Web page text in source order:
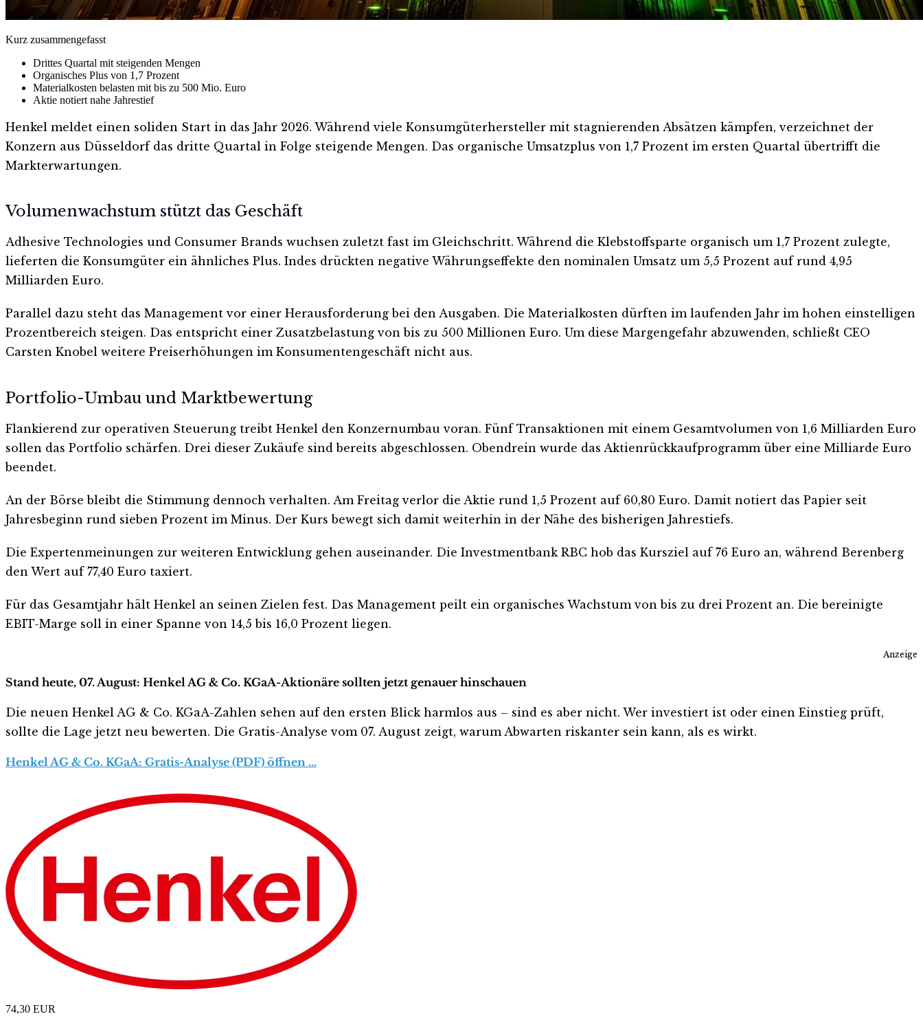
Kurz zusammengefasst
Drittes Quartal mit steigenden Mengen
Organisches Plus von 1,7 Prozent
Materialkosten belasten mit bis zu 500 Mio. Euro
Aktie notiert nahe Jahrestief
Henkel meldet einen soliden Start in das Jahr 2026. Während viele Konsumgüterhersteller mit stagnierenden Absätzen kämpfen, verzeichnet der
Konzern aus Düsseldorf das dritte Quartal in Folge steigende Mengen. Das organische Umsatzplus von 1,7 Prozent im ersten Quartal übertrifft die
Markterwartungen.
Volumenwachstum stützt das Geschäft
Adhesive Technologies und Consumer Brands wuchsen zuletzt fast im Gleichschritt. Während die Klebstoffsparte organisch um 1,7 Prozent zulegte,
lieferten die Konsumgüter ein ähnliches Plus. Indes drückten negative Währungseffekte den nominalen Umsatz um 5,5 Prozent auf rund 4,95
Milliarden Euro.
Parallel dazu steht das Management vor einer Herausforderung bei den Ausgaben. Die Materialkosten dürften im laufenden Jahr im hohen einstelligen
Prozentbereich steigen. Das entspricht einer Zusatzbelastung von bis zu 500 Millionen Euro. Um diese Margengefahr abzuwenden, schließt CEO
Carsten Knobel weitere Preiserhöhungen im Konsumentengeschäft nicht aus.
Portfolio-Umbau und Marktbewertung
Flankierend zur operativen Steuerung treibt Henkel den Konzernumbau voran. Fünf Transaktionen mit einem Gesamtvolumen von 1,6 Milliarden Euro
sollen das Portfolio schärfen. Drei dieser Zukäufe sind bereits abgeschlossen. Obendrein wurde das Aktienrückkaufprogramm über eine Milliarde Euro
beendet.
An der Börse bleibt die Stimmung dennoch verhalten. Am Freitag verlor die Aktie rund 1,5 Prozent auf 60,80 Euro. Damit notiert das Papier seit
Jahresbeginn rund sieben Prozent im Minus. Der Kurs bewegt sich damit weiterhin in der Nähe des bisherigen Jahrestiefs.
Die Expertenmeinungen zur weiteren Entwicklung gehen auseinander. Die Investmentbank RBC hob das Kursziel auf 76 Euro an, während Berenberg
den Wert auf 77,40 Euro taxiert.
Für das Gesamtjahr hält Henkel an seinen Zielen fest. Das Management peilt ein organisches Wachstum von bis zu drei Prozent an. Die bereinigte
EBIT-Marge soll in einer Spanne von 14,5 bis 16,0 Prozent liegen.
Anzeige
Stand heute, 07. August: Henkel AG & Co. KGaA-Aktionäre sollten jetzt genauer hinschauen
Die neuen Henkel AG & Co. KGaA-Zahlen sehen auf den ersten Blick harmlos aus – sind es aber nicht. Wer investiert ist oder einen Einstieg prüft,
sollte die Lage jetzt neu bewerten. Die Gratis-Analyse vom 07. August zeigt, warum Abwarten riskanter sein kann, als es wirkt.
Henkel AG & Co. KGaA: Gratis-Analyse (PDF) öffnen …
74,30 EUR